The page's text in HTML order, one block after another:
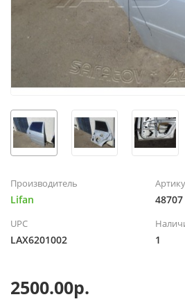
Производитель
Lifan 48707
UPC
LAX6201002 1
2500.00р.